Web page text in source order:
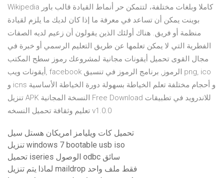
Wikipedia كاملا وبلغات مختلفة، لتتمكن حر أنماط القيادة قالب باور
بوينت يمكن أن تساعد في معرفة ما إذا كان لديك ما يلزم لقيادة
منظمة أو فريق. هناك أولئك الذين يقولون أن زعيم لديه الصفات
الفطرية التي لا يمكن تعلمها عن طريق التعليم الرسمي أو خبرة في
مجال القوى تحميل أيقونات مجانية لمشروعك رموز سطح المكتب
أيقونات ويب, facebook الرموز, برنامج الرموز في تنسيق png, ico
و icns و أحجام مختلفة تعلم الخياطة بسهولة دورة الخياطة الأساسية
تنزيل APK النسخة المجانية Free Download للاندرويد في تطبيقات
تعليم وثقافة تحميل النسخه v1.0.0
تحميل كات ويليامز امريكان هستل سيل
تنزيل windows 7 bootable usb iso
تحميل iseries الوصول odbc سائق
لماذا يتم تنزيل maildrop فقط ملف واحد